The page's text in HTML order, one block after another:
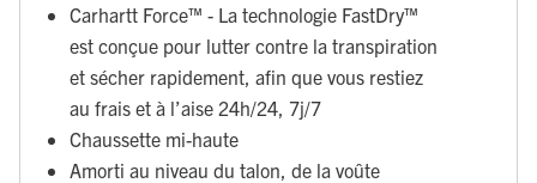
Carhartt Force™ - La technologie FastDry™
est conçue pour lutter contre la transpiration
et sécher rapidement, afin que vous restiez
au frais et à l’aise 24h/24, 7j/7
Chaussette mi-haute
Amorti au niveau du talon, de la voûte